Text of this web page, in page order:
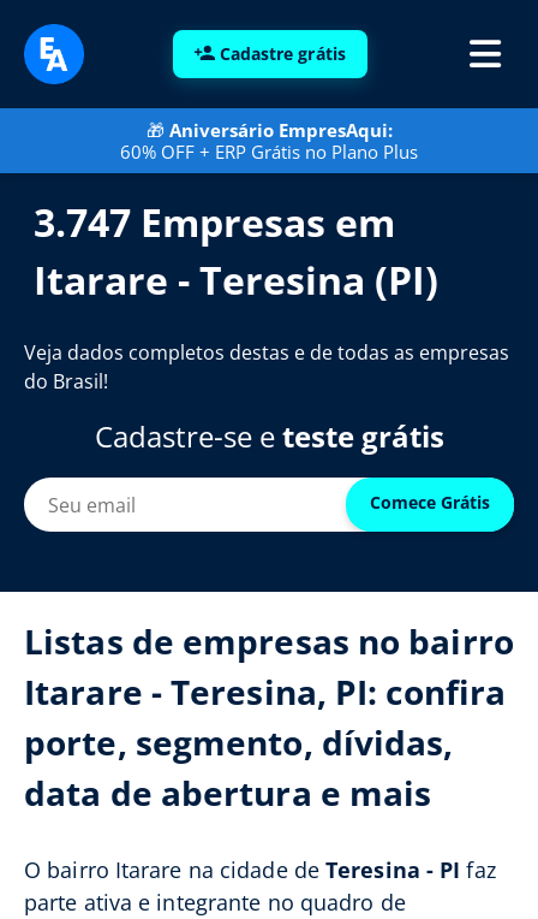
Cadastre grátis
🎁 Aniversário EmpresAqui:
60% OFF + ERP Grátis no Plano Plus
3.747 Empresas em
Itarare - Teresina (PI)
Veja dados completos destas e de todas as empresas
do Brasil!
Cadastre-se eteste grátis
Comece Grátis
Listas de empresas no bairro
Itarare - Teresina, PI: confira
porte, segmento, dívidas,
data de abertura e mais
O bairro Itarare na cidade de Teresina - PI faz
parte ativa e integrante no quadro de